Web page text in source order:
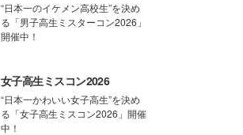
“日本一のイケメン高校生”を決め
る「男子高生ミスターコン2026」
開催中！
女子高生ミスコン2026
“日本一かわいい女子高生”を決め
る「女子高生ミスコン2026」開催
中！